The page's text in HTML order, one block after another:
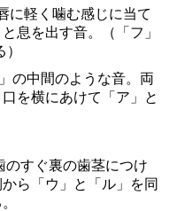
に軽く噛む感じに当て
息を出す音。（「フ」
の中間のような音。両
を横にあけて「ア」と
のすぐ裏の歯茎につけ
ら「ウ」と「ル」を同